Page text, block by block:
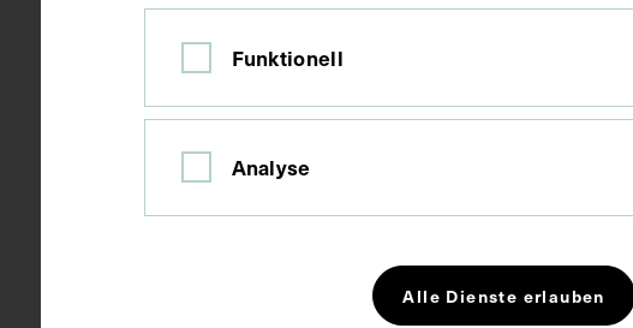
Funktionell
Analyse
Alle Dienste erlauben